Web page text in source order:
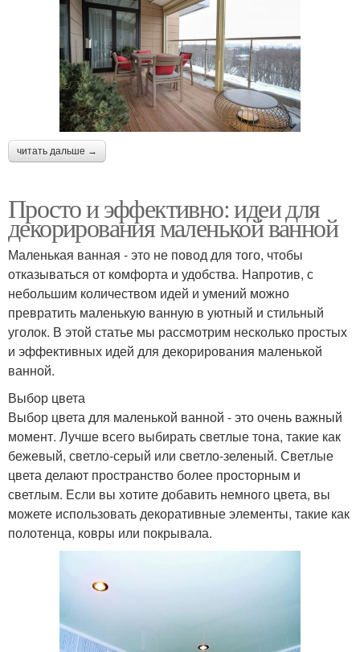
читать дальше →
Просто и эффективно: идеи для
декорирования маленькой ванной
Маленькая ванная - это не повод для того, чтобы
отказываться от комфорта и удобства. Напротив, с
небольшим количеством идей и умений можно
превратить маленькую ванную в уютный и стильный
уголок. В этой статье мы рассмотрим несколько простых
и эффективных идей для декорирования маленькой
ванной.
Выбор цвета
Выбор цвета для маленькой ванной - это очень важный
момент. Лучше всего выбирать светлые тона, такие как
бежевый, светло-серый или светло-зеленый. Светлые
цвета делают пространство более просторным и
светлым. Если вы хотите добавить немного цвета, вы
можете использовать декоративные элементы, такие как
полотенца, ковры или покрывала.